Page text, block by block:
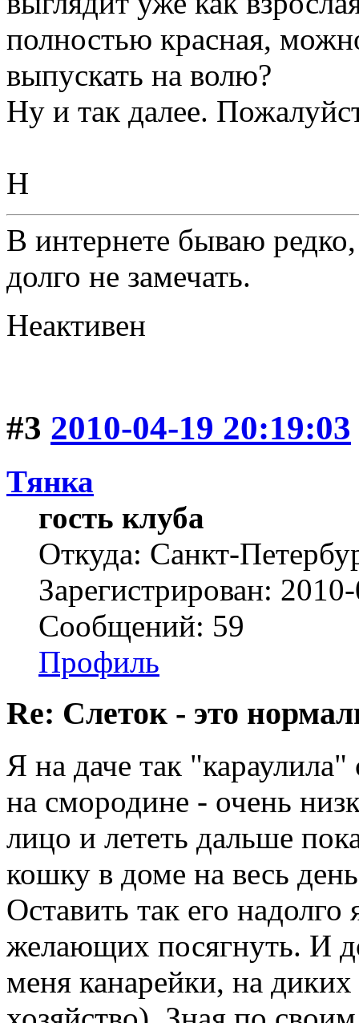
полностью красная,
выпускать на волю?
Ну и так далее.
Н
В интернете бываю
долго не замечать.
Неактивен
#3 2010-04-19 20:19:03
Тянка
гость клуба
Откуда: Санкт-
Зарегистрирован:
Сообщений: 59
Профиль
Re: Слеток - это
Я на даче так
на смородине - очень
лицо и лететь дальше
кошку в доме на весь
Оставить так его
желающих посягнуть. И
меня канарейки, на